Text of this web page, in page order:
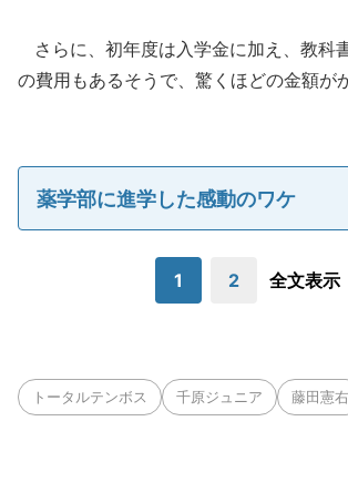
さらに、初年度は入学金に加え、教科
の費用もあるそうで、驚くほどの金額が
薬学部に進学した感動のワケ
1 2 全文表示
トータルテンボス 千原ジュニア 藤田憲右